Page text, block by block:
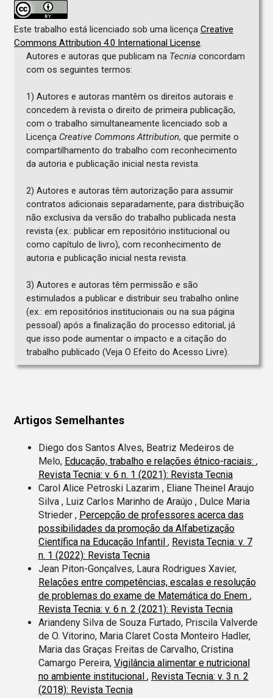
Este trabalho está licenciado sob uma licença Creative
Commons Attribution 4.0 International License.
Autores e autoras que publicam na Tecnia concordam
com os seguintes termos:
1) Autores e autoras mantêm os direitos autorais e
concedem à revista o direito de primeira publicação,
com o trabalho simultaneamente licenciado sob a
Licença Creative Commons Attribution, que permite o
compartilhamento do trabalho com reconhecimento
da autoria e publicação inicial nesta revista.
2) Autores e autoras têm autorização para assumir
contratos adicionais separadamente, para distribuição
não exclusiva da versão do trabalho publicada nesta
revista (ex.: publicar em repositório institucional ou
como capítulo de livro), com reconhecimento de
autoria e publicação inicial nesta revista.
3) Autores e autoras têm permissão e são
estimulados a publicar e distribuir seu trabalho online
(ex.: em repositórios institucionais ou na sua página
pessoal) após a finalização do processo editorial, já
que isso pode aumentar o impacto e a citação do
trabalho publicado (Veja O Efeito do Acesso Livre).
Artigos Semelhantes
Diego dos Santos Alves, Beatriz Medeiros de
Melo, Educação, trabalho e relações étnico-raciais: ,
Revista Tecnia: v. 6 n. 1 (2021): Revista Tecnia
Carol Alice Petroski Lazarim , Eliane Theinel Araujo
Silva , Luiz Carlos Marinho de Araújo , Dulce Maria
Strieder , Percepção de professores acerca das
possibilidades da promoção da Alfabetização
Científica na Educação Infantil , Revista Tecnia: v. 7
n. 1 (2022): Revista Tecnia
Jean Piton-Gonçalves, Laura Rodrigues Xavier,
Relações entre competências, escalas e resolução
de problemas do exame de Matemática do Enem ,
Revista Tecnia: v. 6 n. 2 (2021): Revista Tecnia
Ariandeny Silva de Souza Furtado, Priscila Valverde
de O. Vitorino, Maria Claret Costa Monteiro Hadler,
Maria das Graças Freitas de Carvalho, Cristina
Camargo Pereira, Vigilância alimentar e nutricional
no ambiente institucional , Revista Tecnia: v. 3 n. 2
(2018): Revista Tecnia